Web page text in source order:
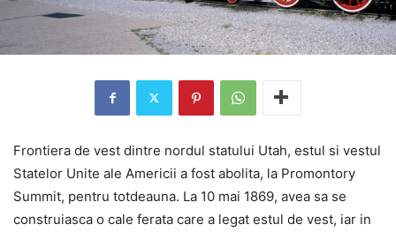
Frontiera de vest dintre nordul statului Utah, estul si vestul
Statelor Unite ale Americii a fost abolita, la Promontory
Summit, pentru totdeauna. La 10 mai 1869, avea sa se
construiasca o cale ferata care a legat estul de vest, iar in